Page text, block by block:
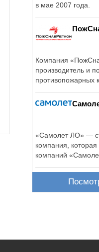
в мае 2007 года.
Компания
производитель и
противопожарных
«Самолет ЛО» —
компания, которая
компаний